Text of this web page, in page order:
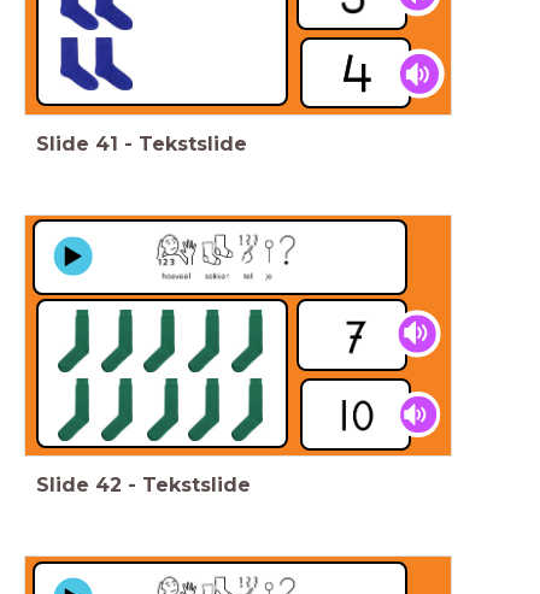
Slide 41 - Tekstslide
Slide 42 - Tekstslide